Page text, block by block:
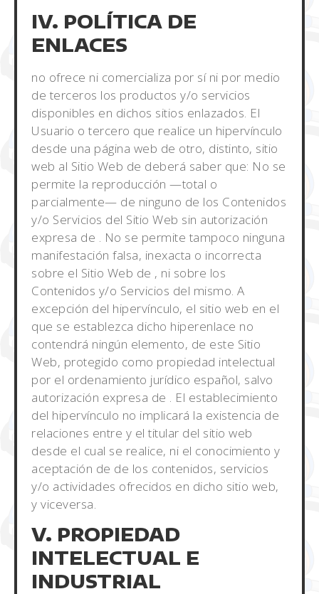
IV. POLÍTICA DE
ENLACES
no ofrece ni comercializa por sí ni por medio
de terceros los productos y/o servicios
disponibles en dichos sitios enlazados. El
Usuario o tercero que realice un hipervínculo
desde una página web de otro, distinto, sitio
web al Sitio Web de deberá saber que: No se
permite la reproducción —total o
parcialmente— de ninguno de los Contenidos
y/o Servicios del Sitio Web sin autorización
expresa de . No se permite tampoco ninguna
manifestación falsa, inexacta o incorrecta
sobre el Sitio Web de , ni sobre los
Contenidos y/o Servicios del mismo. A
excepción del hipervínculo, el sitio web en el
que se establezca dicho hiperenlace no
contendrá ningún elemento, de este Sitio
Web, protegido como propiedad intelectual
por el ordenamiento jurídico español, salvo
autorización expresa de . El establecimiento
del hipervínculo no implicará la existencia de
relaciones entre y el titular del sitio web
desde el cual se realice, ni el conocimiento y
aceptación de de los contenidos, servicios
y/o actividades ofrecidos en dicho sitio web,
y viceversa.
V. PROPIEDAD
INTELECTUAL E
INDUSTRIAL